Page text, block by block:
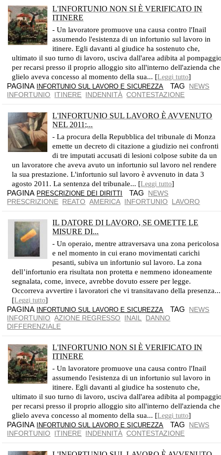
L'INFORTUNIO NON SI È VERIFICATO IN
ITINERE
- Un lavoratore promuove una causa contro l'Inail
assumendo l'esistenza di un infortunio sul lavoro in
itinere. Egli davanti al giudice ha sostenuto che,
ultimato il suo turno di lavoro, usciva dall'area adibita al
per recarsi presso il proprio alloggio sito all'interno dell'azienda che
glielo aveva concesso al momento della sua... [Leggi tutto]
PAGINA INFORTUNIO SUL LAVORO E SICUREZZA TAG NEWS
INFORTUNIO
ITINERE INDENNITÀ CONTESTAZIONE
L'INFORTUNIO SUL LAVORO È AVVENUTO
NEL 2011;...
- La procura della Repubblica del tribunale di Monza
emette un decreto di citazione a giudizio nei confronti
di tre imputati accusati di lesioni colpose subite da un
un lavoratore che aveva avuto un infortunio sul lavoro nel rendere
la sua prestazione. L'infortunio sul lavoro è avvenuto in data 3
agosto 2011. La sentenza del tribunale... [Leggi tutto]
PAGINA PRESCRIZIONE DEI DIRITTI TAG NEWS
PRESCRIZIONE REATO AMERICA INFORTUNIO LAVORO
IL DATORE DI LAVORO, SE OMETTE LE
MISURE DI...
- Un operaio, mentre attraversava una zona pericolosa
e nel momento in cui erano movimentati carichi
pesanti, subiva un infortunio sul lavoro. La zona
dell’infortunio era risultata non protetta e nemmeno idoneamente
segnalata, come, invece, avrebbe dovuto essere per legge.
Occorreva avvertire i lavoratori che vi transitavano della presenza...
[Leggi tutto]
PAGINA INFORTUNIO SUL LAVORO E SICUREZZA TAG NEWS
INFORTUNIO AZIONE REGRESSO INAIL
DANNO
DIFFERENZIALE
L'INFORTUNIO NON SI È VERIFICATO IN
ITINERE
- Un lavoratore promuove una causa contro l'Inail
assumendo l'esistenza di un infortunio sul lavoro in
itinere. Egli davanti al giudice ha sostenuto che,
ultimato il suo turno di lavoro, usciva dall'area adibita al
per recarsi presso il proprio alloggio sito all'interno dell'azienda che
glielo aveva concesso al momento della sua... [Leggi tutto]
PAGINA INFORTUNIO SUL LAVORO E SICUREZZA TAG NEWS
INFORTUNIO
ITINERE INDENNITÀ CONTESTAZIONE